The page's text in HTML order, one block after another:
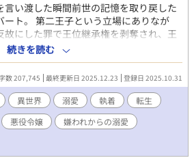
言い渡した瞬間前世の記憶を取り戻した
ト。 第二王子という立場にありなが
故にした罪で王位継承権を剥奪され、王
まった。 以前の俺なら怒り狂って暴れた
中陽一」の記憶のおかげで、全てのこ
れるようになった。 そして王都にいるこ
は、悪役令嬢の兄であるリュシアン・
で監視されることとなった。 「あなた
す」 リュシアンにはそう言われたが、
るもの食うべからずと訴えてくる……！
け出したフィリアスの今までとは違う
ュシアンも驚く。 心を入れ替えたフィ
続きを読む
数 207,745 最終更新日 2025.12.23 登録日 2025.10.31
異世界 溺愛 執着
転生
悪役令嬢
嫌われからの溺愛